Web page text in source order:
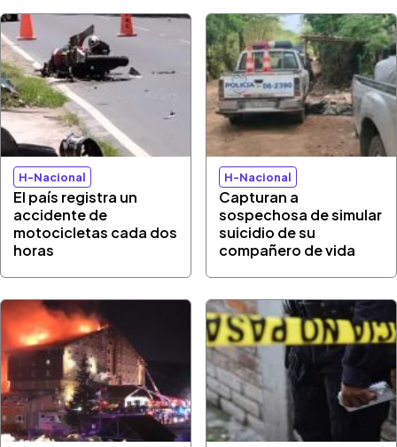
H-Nacional
El país registra un
accidente de
motocicletas cada dos
horas
H-Nacional
Capturan a
sospechosa de simular
suicidio de su
compañero de vida